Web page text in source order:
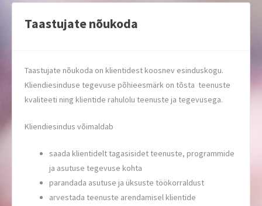
Taastujate nõukoda
Taastujate nõukoda on klientidest koosnev esinduskogu.
Kliendiesinduse tegevuse põhieesmärk on tõsta teenuste
kvaliteeti ning klientide rahulolu teenuste ja tegevusega.
Kliendiesindus võimaldab
saada klientidelt tagasisidet teenuste, programmide
ja asutuse tegevuse kohta
parandada asutuse ja üksuste töökorraldust
arvestada teenuste arendamisel klientide